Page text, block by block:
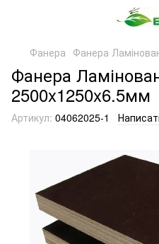
Фанера Фанера
Фанера
2500x1250x6.5мм
Артикул: 04062025-1